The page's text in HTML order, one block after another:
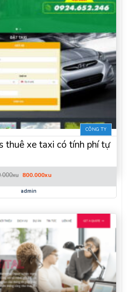
CÔNG TY
thuê xe taxi có tính phí tự
xu Giá
là:
1.200.000xu.
800.000xuGiá
tại
admin